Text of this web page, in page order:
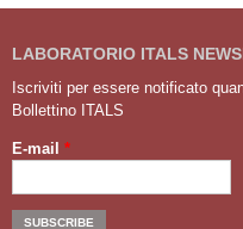
LABORATORIO ITALS
Iscriviti per essere notificato
Bollettino ITALS
E-mail *